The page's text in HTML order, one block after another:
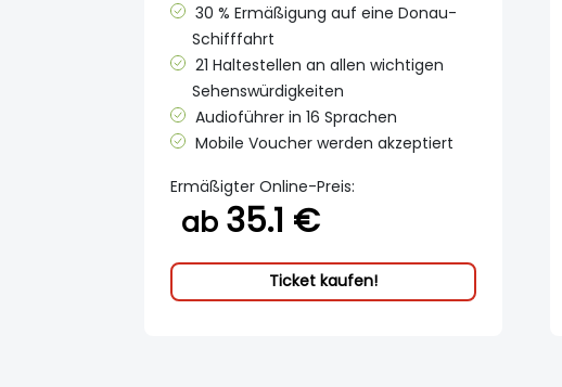
30 % Ermäßigung auf eine Donau-
Schifffahrt
21 Haltestellen an allen wichtigen
Sehenswürdigkeiten
Audioführer in 16 Sprachen
Mobile Voucher werden akzeptiert
Ermäßigter Online-Preis:
ab 35.1 €
Ticket kaufen!